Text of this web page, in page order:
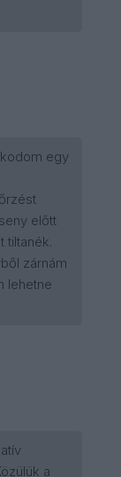
egy
előtt
tiltanék.
zárnám
lehetne
a